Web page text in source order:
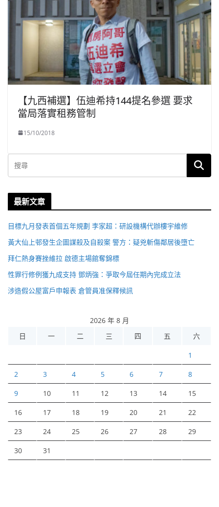
【九西補選】伍迪希持144提名參選 要求
當局落實租務管制
15/10/2018
最新文章
目標九月發表首個五年規劃 李家超：研設機構代辦樓宇維修
黃大仙上邨發生企圖謀殺及自殺案 警方：疑兇斬傷鄰居後墮亡
拜仁熱身賽挫維拉 啟德主場館奪錦標
性罪行修例獲九成支持 鄧炳強：爭取今屆任期內完成立法
涉造假公屋富戶申報表 倉管員准保釋候訊
2026 年 8 月
日
一 二 三 四 五 六
1
2 3 4 5 6 7 8
9 10 11 12 13 14 15
16 17 18 19 20 21 22
23 24 25 26 27 28 29
30 31